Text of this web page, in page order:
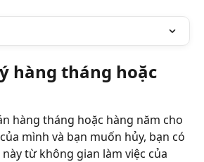
hàng tháng hoặc
hàng tháng hoặc hàng năm cho
mình và bạn muốn hủy, bạn có
từ không gian làm việc của